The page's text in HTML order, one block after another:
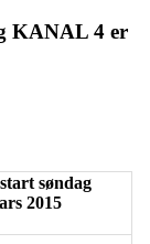
KANAL 4 er
søndag
2015